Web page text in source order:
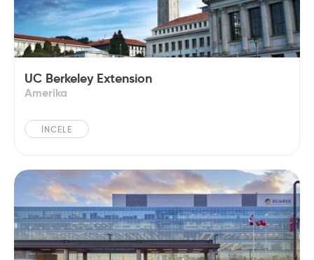
UC Berkeley Extension
Amerika
İNCELE